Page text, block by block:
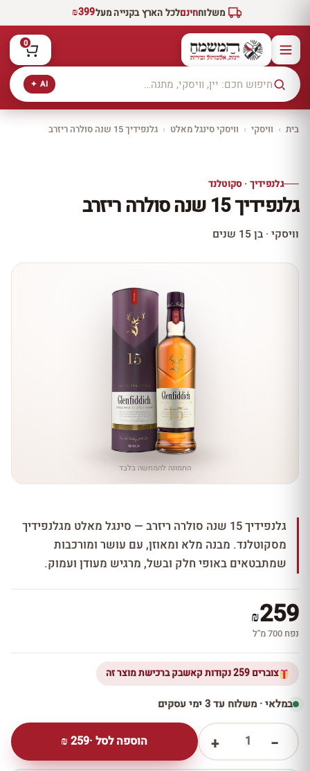
משלוחחינםלכל הארץ בקנייה מעל₪399
AI ✦
0
בית › וויסקי › וויסקי סינגל מאלט › גלנפידיך 15 שנה סולרה ריזרב
10% הנחה
עכשיו ב-10% הנחה
גלנפידיך · סקוטלנד
גלנפידיך 15 שנה סולרה ריזרב
וויסקי · בן 15 שנים
התמונה להמחשה בלבד
גלנפידיך 15 שנה סולרה ריזרב — סינגל מאלט מגלנפידיך
מסקוטלנד. מבנה מלא ומאוזן, עם עושר ומורכבות
שמתבטאים באופי חלק ובשל, מרגיש מעודן ועמוק.
₪259
נפח 700 מ''ל
צוברים 259 נקודות קאשבק ברכישת מוצר זה
במלאי · משלוח עד 3 ימי עסקים
−
1
+ הוספה לסל ·259
₪